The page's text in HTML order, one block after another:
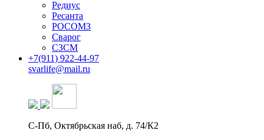
Редиус
Ресанта
РОСОМЗ
Сварог
СЗСМ
+7(911) 922-44-97
svarlife@mail.ru
С-Пб, Октябрьская наб, д. 74/К2